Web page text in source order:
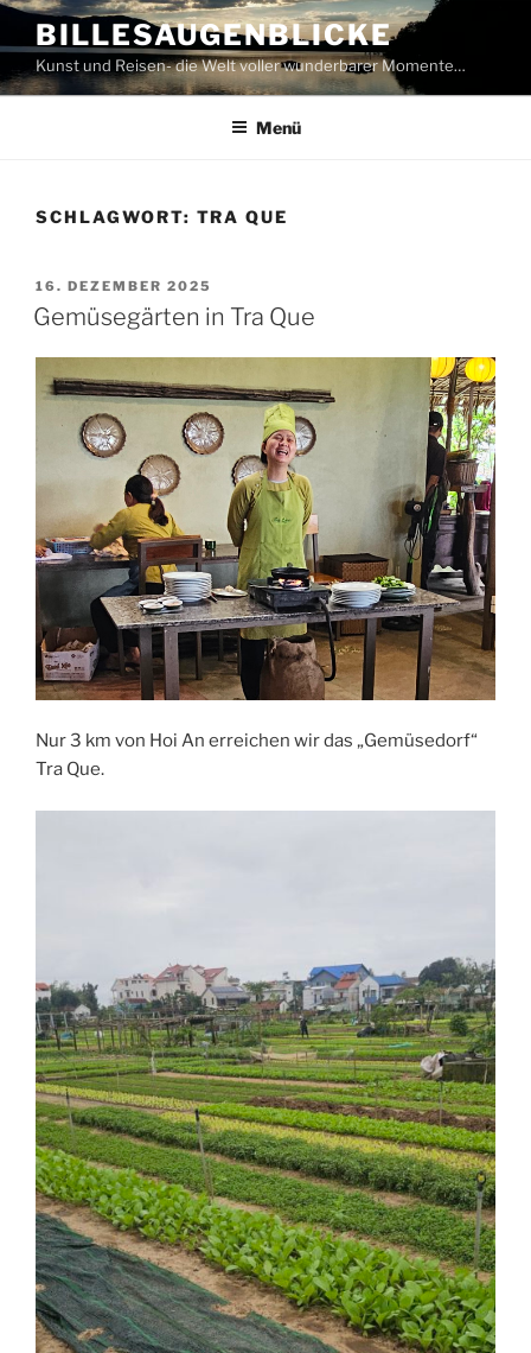
Zum
Inhalt
springen
BILLESAUGENBLICKE
Kunst und Reisen- die Welt voller wunderbarer Momente…
Menü
SCHLAGWORT: TRA QUE
VERÖFFENTLICHT
AM
16. DEZEMBER 2025
Gemüsegärten in Tra Que
Nur 3 km von Hoi An erreichen wir das „Gemüsedorf“
Tra Que.